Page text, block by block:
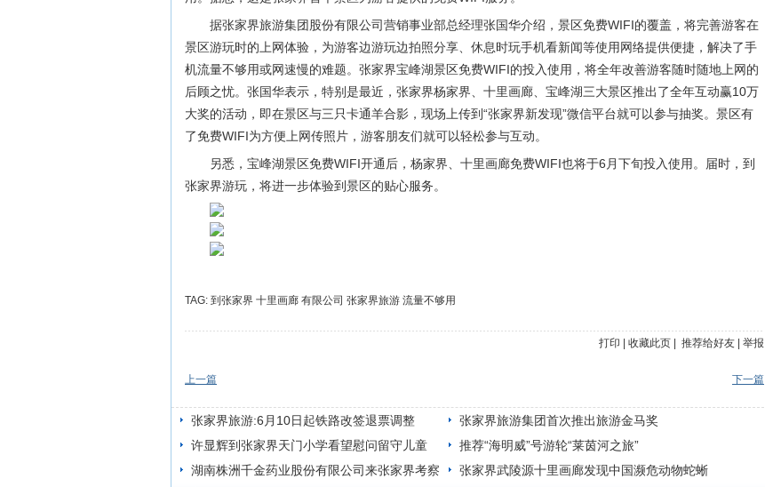
据张家界旅游集团股份有限公司营销事业部总经理张国华介绍，景区免费WIFI的覆盖，将完善游客在
景区游玩时的上网体验，为游客边游玩边拍照分享、休息时玩手机看新闻等使用网络提供便捷，解决了手
机流量不够用或网速慢的难题。张家界宝峰湖景区免费WIFI的投入使用，将全年改善游客随时随地上网的
后顾之忧。张国华表示，特别是最近，张家界杨家界、十里画廊、宝峰湖三大景区推出了全年互动赢10万
大奖的活动，即在景区与三只卡通羊合影，现场上传到“张家界新发现”微信平台就可以参与抽奖。景区有
了免费WIFI为方便上网传照片，游客朋友们就可以轻松参与互动。
另悉，宝峰湖景区免费WIFI开通后，杨家界、十里画廊免费WIFI也将于6月下旬投入使用。届时，到
张家界游玩，将进一步体验到景区的贴心服务。
TAG: 到张家界 十里画廊 有限公司 张家界旅游 流量不够用
打印 收藏此页 推荐给好友 举报
上一篇 下一篇
张家界旅游:6月10日起铁路改签退票调整
张家界旅游集团首次推出旅游金马奖
许显辉到张家界天门小学看望慰问留守儿童
推荐“海明威”号游轮“莱茵河之旅”
湖南株洲千金药业股份有限公司来张家界考察
张家界武陵源十里画廊发现中国濒危动物蛇蜥